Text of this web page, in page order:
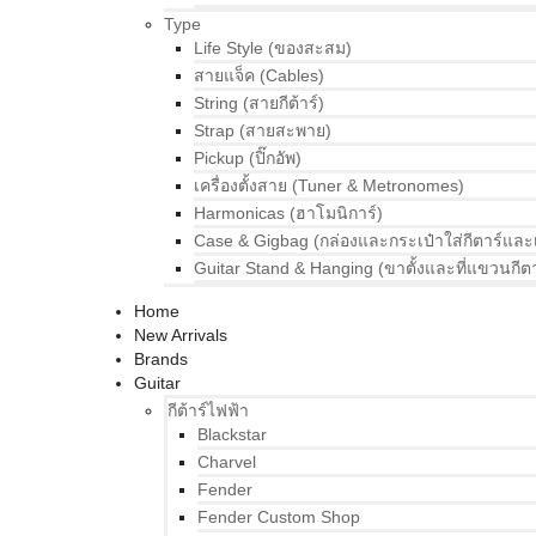
Type
Life Style (ของสะสม)
สายแจ็ค (Cables)
String (สายกีต้าร์)
Strap (สายสะพาย)
Pickup (ปิ๊กอัพ)
เครื่องตั้งสาย (Tuner & Metronomes)
Harmonicas (ฮาโมนิการ์)
Case & Gigbag (กล่องและกระเป๋าใส่กีตาร์และ
Guitar Stand & Hanging (ขาตั้งและที่แขวนกีต
Home
New Arrivals
Brands
Guitar
กีต้าร์ไฟฟ้า
Blackstar
Charvel
Fender
Fender Custom Shop